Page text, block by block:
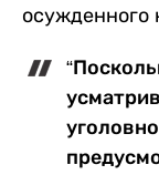
осужденного